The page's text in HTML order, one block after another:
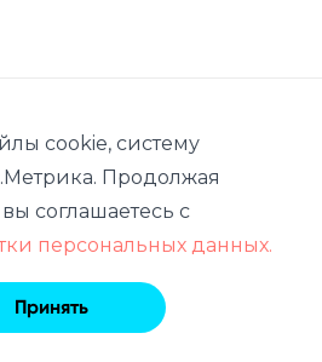
данных
cookie, систему
Продолжая
соглашаетесь с
персональных данных.
Принять